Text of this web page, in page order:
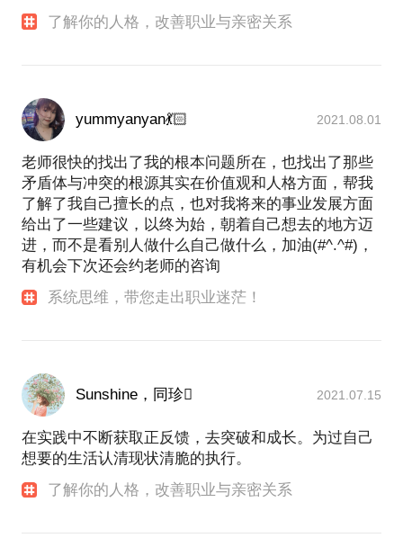
PS.本话题凑满6人开团，在开团前，我会安排大家进
位！
点击链接，浏览详细招募文
案： http://mp.weixin.qq.com/s/
注：本沙盘也可以接受一对一的单独体验，分为孩子
的单独沙盘和家庭沙盘两种，前者可以帮助父母洞悉
孩子的内心世界，后者可以呈现整个家庭的互动模
式，看到整个家庭系统中各自的位置和存在的交互问
题，价格为500元每次，时间为1-1.5小时！具体问题
儿童心理沙盘团体，洞悉孩子的内心世界，培养孩子
的健康人格！
【在行郑重提示】：此话题内容仅为该行家在心理领
域的的个人经验、意见或观点，仅供学员参考所用。
了解你的人格，改善职业与亲密关系
yummyanyan💃🏻 2021.08.01
老师很快的找出了我的根本问题所在，也找出了那些
矛盾体与冲突的根源其实在价值观和人格方面，帮我
了解了我自己擅长的点，也对我将来的事业发展方面
给出了一些建议，以终为始，朝着自己想去的地方迈
进，而不是看别人做什么自己做什么，加油(#^.^#)，
有机会下次还会约老师的咨询
系统思维，带您走出职业迷茫！
Sunshine，同珍 2021.07.15
在实践中不断获取正反馈，去突破和成长。为过自己
想要的生活认清现状清脆的执行。
了解你的人格，改善职业与亲密关系